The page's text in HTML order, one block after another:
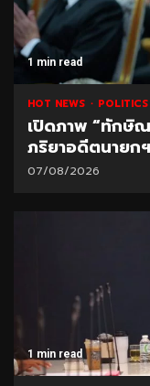
1 min read
HOT NEWS POLITICS
เปิดภาพ “ทักษิ
ภริยาอดีตนายก
07/08/2026
1 min read